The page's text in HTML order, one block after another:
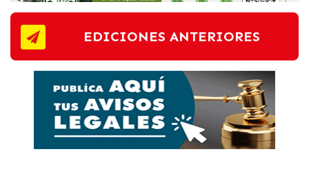
EDICIONES ANTERIORES